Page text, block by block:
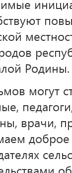
Родины.
могут
врачи,